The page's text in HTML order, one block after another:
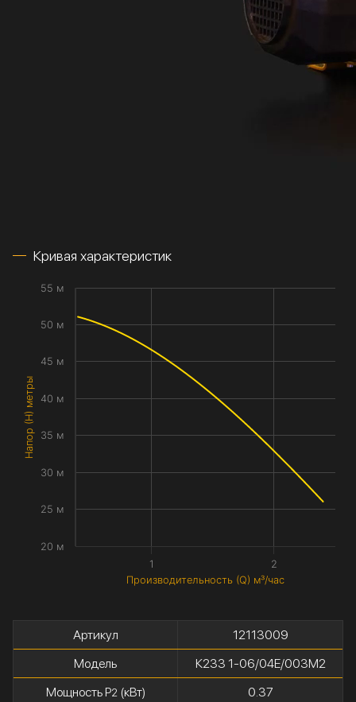
Кривая характеристик
Производительность (Q) м³/час
Напор (H) метры
1 2
20 м
25 м
30 м
35 м
40 м
45 м
50 м
55 м
Артикул
12113009
Модель
К233 1-06/04Е/003М2
Мощность P2 (кВт)
0.37